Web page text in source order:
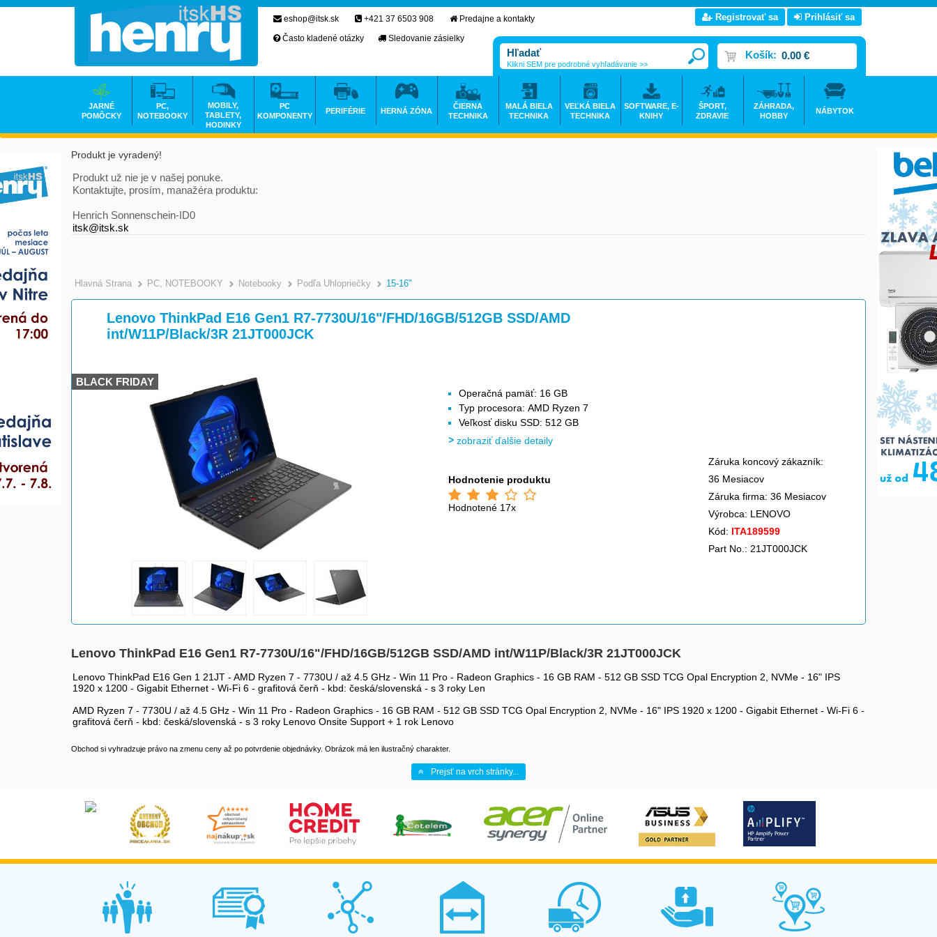
Produkt je vyradený!
Produkt už nie je v našej ponuke.
Kontaktujte, prosím, manažéra produktu:
Henrich Sonnenschein-ID0
itsk@itsk.sk
Hlavná Strana >
PC, NOTEBOOKY >
Notebooky >
Podľa Uhlopriečky >
15-16"
Lenovo ThinkPad E16 Gen1 R7-7730U/16"/FHD/16GB/512GB SSD/AMD
int/W11P/Black/3R 21JT000JCK
BLACK FRIDAY
Operačná pamäť: 16 GB
Typ procesora: AMD Ryzen 7
Veľkosť disku SSD: 512 GB
zobraziť ďalšie detaily
Hodnotenie produktu
Hodnotené 17x
Záruka koncový zákazník:
36 Mesiacov
Záruka firma: 36 Mesiacov
Výrobca: LENOVO
Kód: ITA189599
Part No.: 21JT000JCK
Lenovo ThinkPad E16 Gen1 R7-7730U/16"/FHD/16GB/512GB SSD/AMD int/W11P/Black/3R 21JT000JCK
Lenovo ThinkPad E16 Gen 1 21JT - AMD Ryzen 7 - 7730U / až 4.5 GHz - Win 11 Pro - Radeon Graphics - 16 GB RAM - 512 GB SSD TCG Opal Encryption 2, NVMe - 16" IPS
1920 x 1200 - Gigabit Ethernet - Wi-Fi 6 - grafitová čerň - kbd: česká/slovenská - s 3 roky Len
AMD Ryzen 7 - 7730U / až 4.5 GHz - Win 11 Pro - Radeon Graphics - 16 GB RAM - 512 GB SSD TCG Opal Encryption 2, NVMe - 16" IPS 1920 x 1200 - Gigabit Ethernet - Wi-Fi 6 -
grafitová čerň - kbd: česká/slovenská - s 3 roky Lenovo Onsite Support + 1 rok Lenovo
Obchod si vyhradzuje právo na zmenu ceny až po potvrdenie objednávky. Obrázok má len ilustračný charakter.
Prejsť na vrch stránky...
eshop@itsk.sk +421 37 6503 908
Predajne a kontakty
Často kladené otázky
Sledovanie zásielky
Registrovať sa Prihlásiť sa
Košík: 0.00 €
Klikni SEM pre podrobné vyhľadávanie >>
JARNÉ
POMÔCKY
PC,
NOTEBOOKY
MOBILY,
TABLETY,
HODINKY
PC
KOMPONENTY
PERIFÉRIE HERNÁ ZÓNA
ČIERNA
TECHNIKA
MALÁ BIELA
TECHNIKA
VEĽKÁ BIELA
TECHNIKA
SOFTWARE, E-
KNIHY
ŠPORT,
ZDRAVIE
ZÁHRADA,
HOBBY
NÁBYTOK